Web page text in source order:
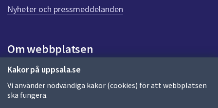
Kakor på uppsala.se
Vi använder nödvändiga kakor (cookies) för att webbplatsen
ska fungera.
Nyheter och pressmeddelanden
Om webbplatsen
Om webbplatsen
Allmänna handlingar och diarium